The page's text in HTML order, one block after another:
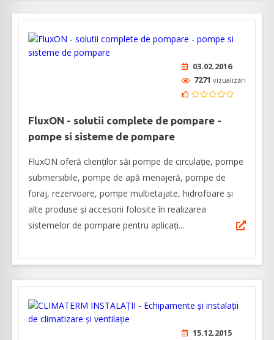
03.02.2016
7271 vizualizări
FluxON - solutii complete de pompare -
pompe si sisteme de pompare
FluxON oferă clienților săi pompe de circulație, pompe
submersibile, pompe de apă menajeră, pompe de
foraj, rezervoare, pompe multietajate, hidrofoare și
alte produse și accesorii folosite în realizarea
sistemelor de pompare pentru aplicați...
15.12.2015